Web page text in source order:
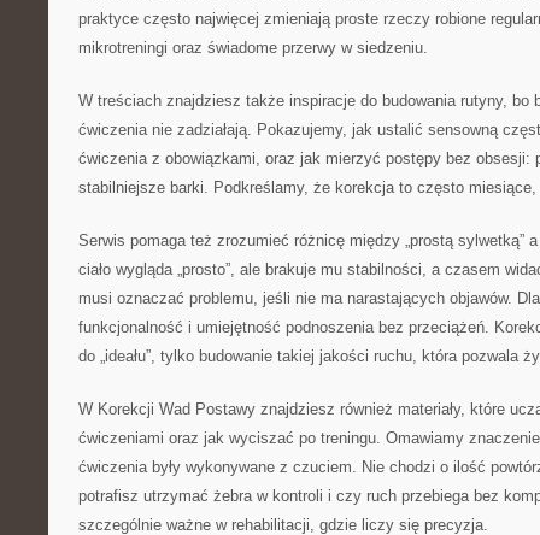
praktyce często najwięcej zmieniają proste rzeczy robione
mikrotreningi oraz świadome przerwy w siedzeniu.
W treściach znajdziesz także inspiracje do budowania rutyny, bo
ćwiczenia nie zadziałają. Pokazujemy, jak ustalić sensowną
ćwiczenia z obowiązkami, oraz jak mierzyć postępy bez obsesji:
stabilniejsze barki. Podkreślamy, że korekcja to często
Serwis pomaga też zrozumieć różnicę między „prostą sylwetką”
ciało wygląda „prosto”, ale brakuje mu stabilności, a czasem
musi oznaczać problemu, jeśli nie ma narastających objawów.
funkcjonalność i umiejętność podnoszenia bez przeciążeń.
do „ideału”, tylko budowanie takiej jakości ruchu, która pozwala
W Korekcji Wad Postawy znajdziesz również materiały, które
ćwiczeniami oraz jak wyciszać po treningu. Omawiamy
ćwiczenia były wykonywane z czuciem. Nie chodzi o ilość
potrafisz utrzymać żebra w kontroli i czy ruch przebiega bez
szczególnie ważne w rehabilitacji, gdzie liczy się precyzja.